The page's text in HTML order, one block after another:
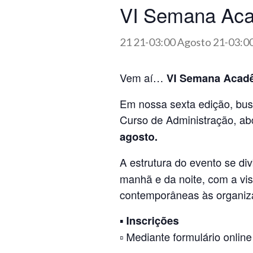
VI Semana
21 21-03:00 Agosto 21-
Vem aí… VI Semana
Em nossa sexta edição,
Curso de Administração,
agosto.
A estrutura do evento se
manhã e da noite, com a
contemporâneas às
▪ Inscrições
▫ Mediante formulário